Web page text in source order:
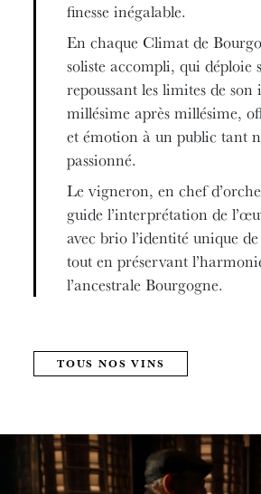
finesse inégalable.
En chaque Climat de
soliste accompli, qui déploie
repoussant les limites de
millésime après millésime,
et émotion à un public tant
passionné.
Le vigneron, en chef
guide l’interprétation de
avec brio l’identité unique
tout en préservant
l’ancestrale Bourgogne.
TOUS NOS VINS